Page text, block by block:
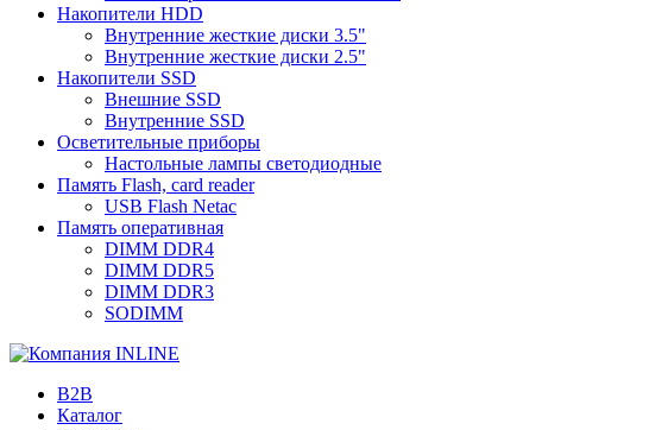
Накопители HDD
Внутренние жесткие диски 3.5"
Внутренние жесткие диски 2.5"
Накопители SSD
Внешние SSD
Внутренние SSD
Осветительные приборы
Настольные лампы светодиодные
Память Flash, card reader
USB Flash Netac
Память оперативная
DIMM DDR4
DIMM DDR5
DIMM DDR3
SODIMM
B2B
Каталог